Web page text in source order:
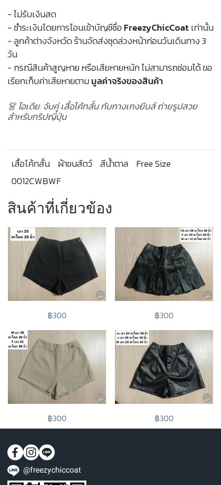
- ไม่รับเงินสด
- ชำระเงินโดยการโอนเข้าบัญชีชื่อFreezyChicCoat เท่านั้น
- ลูกค้าต่างจังหวัด ร้านจัดส่งชุดล่วงหน้าก่อนวันเดินทาง 3
วัน
- กรณีสินค้าสูญหาย หรือเสียหายหนัก ไม่สามารถซ่อมได้ ขอ
เรียกเก็บค่าเสียหายตามมูลค่าจริงของสินค้า
👗 ไอเดีย: จับคู่ เสื้อโค้ทสั้น กับกางเกงยีนส์ ถ่ายรูปสวย
สำหรับทริปญี่ปุ่น
เสื้อโค้ทสั้น ผ้าขนสัตว์ สีน้ำตาล
Free Size
0012CWBWF
สินค้าที่เกี่ยวข้อง
฿300 ฿300
฿300 ฿300
@freezychiccoat